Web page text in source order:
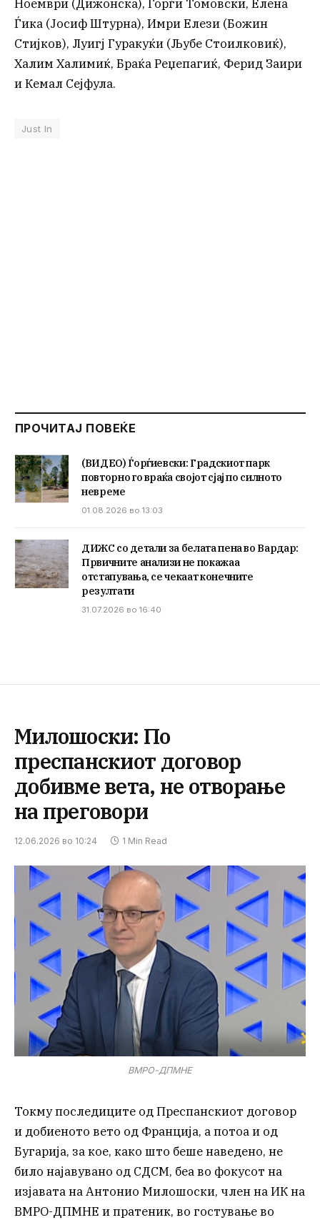
Ноември (Дижонска), Ѓорѓи Томовски, Елена
Ѓика (Јосиф Штурна), Имри Елези (Божин
Стијков), Луигј Гуракуќи (Љубе Стоилковиќ),
Халим Халимиќ, Браќа Реџепагиќ, Ферид Заири
и Кемал Сејфула.
Just In
ПРОЧИТАЈ ПОВЕЌЕ
(ВИДЕО) Ѓорѓиевски: Градскиот парк
повторно го враќа својот сјај по силното
невреме
01.08.2026 во 13:03
ДИЖС со детали за белата пена во Вардар:
Првичните анализи не покажаа
отстапувања, се чекаат конечните
резултати
31.07.2026 во 16:40
Милошоски: По
преспанскиот договор
добивме ветa, не отворање
на преговори
12.06.2026 во 10:24 1 Min Read
ВМРО-ДПМНЕ
Токму последиците од Преспанскиот договор
и добиеното вето од Франција, а потоа и од
Бугарија, за кое, како што беше наведено, не
било најавувано од СДСМ, беа во фокусот на
изјавата на Антонио Милошоски, член на ИК на
ВМРО-ДПМНЕ и пратеник, во гостување во